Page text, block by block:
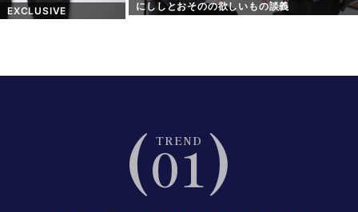
EXCLUSIVE
にししとおそのの欲しいもの談義
( TREND
01 )